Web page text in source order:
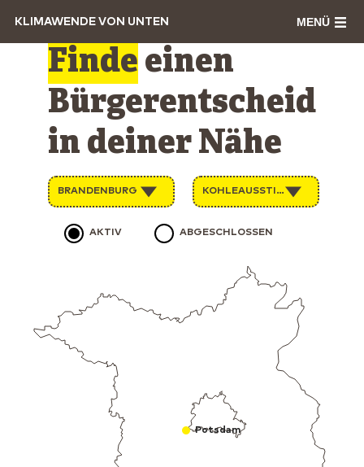
KLIMAWENDE VON UNTEN MENÜ
Potsdam
Finde einen
Bürgerentscheid
in deiner Nähe
BRANDENBURG KOHLEAUSSTIEG
AKTIV ABGESCHLOSSEN